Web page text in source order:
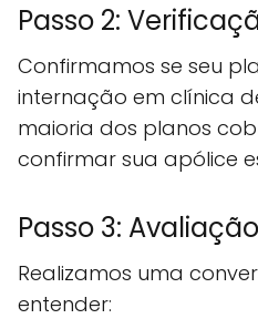
Passo 2:
Confirmamos se seu
internação em clínica
maioria dos planos
confirmar sua apólice
Passo 3:
Realizamos uma
entender: